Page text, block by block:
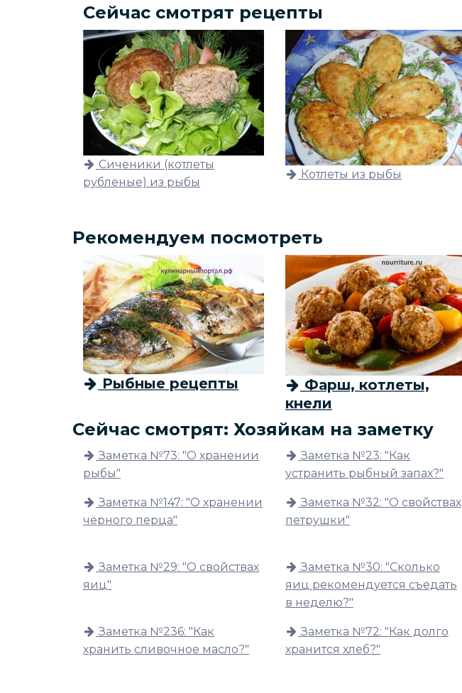
Сейчас смотрят рецепты
Сиченики (котлеты
рубленые) из рыбы
Котлеты из рыбы
Рекомендуем посмотреть
Рыбные рецепты
Фарш, котлеты,
кнели
Сейчас смотрят: Хозяйкам на заметку
Заметка №73: "О хранении
рыбы"
Заметка №23: "Как
устранить рыбный запах?"
Заметка №147: "О хранении
чёрного перца"
Заметка №32: "О свойствах
петрушки"
Заметка №29: "О свойствах
яиц"
Заметка №30: "Сколько
яиц рекомендуется съедать
в неделю?"
Заметка №236: "Как
хранить сливочное масло?"
Заметка №72: "Как долго
хранится хлеб?"